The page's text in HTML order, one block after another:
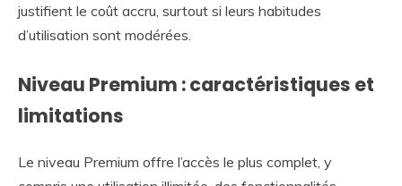
justifient le coût accru, surtout si leurs habitudes
d’utilisation sont modérées.
Niveau Premium : caractéristiques et
limitations
Le niveau Premium offre l’accès le plus complet, y